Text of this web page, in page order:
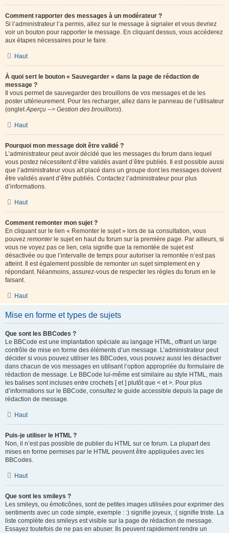
Comment rapporter des messages à un modérateur ?
Si l’administrateur l’a permis, allez sur le message à signaler et vous devriez
voir un bouton pour rapporter le message. En cliquant dessus, vous accéderez
aux étapes nécessaires pour le faire.
Haut
À quoi sert le bouton « Sauvegarder » dans la page de rédaction de
message ?
Il vous permet de sauvegarder des brouillons de vos messages et de les
poster ultérieurement. Pour les recharger, allez dans le panneau de l’utilisateur
(ongletAperçu --> Gestion des brouillons).
Haut
Pourquoi mon message doit être validé ?
L’administrateur peut avoir décidé que les messages du forum dans lequel
vous postez nécessitent d’être validés avant d’être publiés. Il est possible aussi
que l’administrateur vous ait placé dans un groupe dont les messages doivent
être validés avant d’être publiés. Contactez l’administrateur pour plus
d’informations.
Haut
Comment remonter mon sujet ?
En cliquant sur le lien « Remonter le sujet » lors de sa consultation, vous
pouvez remonterle sujet en haut du forum sur la première page. Par ailleurs, si
vous ne voyez pas ce lien, cela signifie que la remontée de sujet est
désactivée ou que l’intervalle de temps pour autoriser la remontée n’est pas
atteint. Il est également possible de remonter un sujet simplement en y
répondant. Néanmoins, assurez-vous de respecter les règles du forum en le
faisant.
Haut
Mise en forme et types de sujets
Que sont les BBCodes ?
Le BBCode est une implantation spéciale au langage HTML, offrant un large
contrôle de mise en forme des éléments d’un message. L’administrateur peut
décider si vous pouvez utiliser les BBCodes, vous pouvez aussi les désactiver
dans chacun de vos messages en utilisant l’option appropriée du formulaire de
rédaction de message. Le BBCode lui-même est similaire au style HTML, mais
les balises sont incluses entre crochets [ et ] plutôt que < et >. Pour plus
d’informations sur le BBCode, consultez le guide accessible depuis la page de
rédaction de message.
Haut
Puis-je utiliser le HTML ?
Non, il n’est pas possible de publier du HTML sur ce forum. La plupart des
mises en forme permises par le HTML peuvent être appliquées avec les
BBCodes.
Haut
Que sont les smileys ?
Les smileys, ou émoticônes, sont de petites images utilisées pour exprimer des
sentiments avec un code simple, exemple : :) signifie joyeux, :( signifie triste. La
liste complète des smileys est visible sur la page de rédaction de message.
Essayez toutefois de ne pas en abuser. Ils peuvent rapidement rendre un